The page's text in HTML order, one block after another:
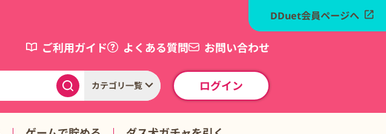
ご利用ガイド よくある質問 お問い合わせ
カテゴリ一覧 ログイン
DDuet会員ページへ